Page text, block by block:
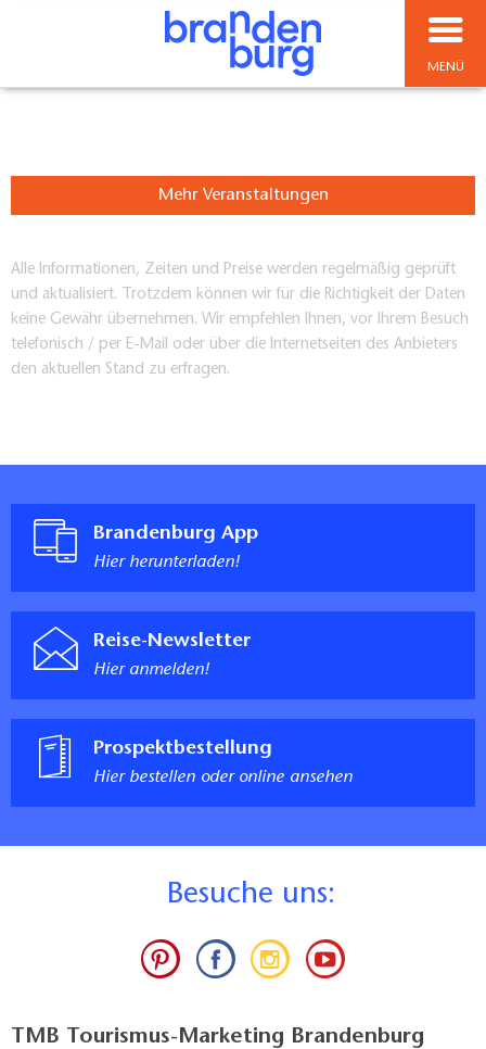
MENÜ
Mehr Veranstaltungen
Alle Informationen, Zeiten und Preise werden regelmäßig geprüft
und aktualisiert. Trotzdem können wir für die Richtigkeit der Daten
keine Gewähr übernehmen. Wir empfehlen Ihnen, vor Ihrem Besuch
telefonisch / per E-Mail oder über die Internetseiten des Anbieters
den aktuellen Stand zu erfragen.
Brandenburg App
Hier herunterladen!
Reise-Newsletter
Hier anmelden!
Prospektbestellung
Hier bestellen oder online ansehen
Besuche uns:
TMB Tourismus-Marketing Brandenburg